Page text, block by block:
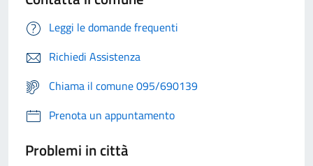
Leggi le domande frequenti
Richiedi Assistenza
Chiama il comune 095/690139
Prenota un appuntamento
Problemi in città